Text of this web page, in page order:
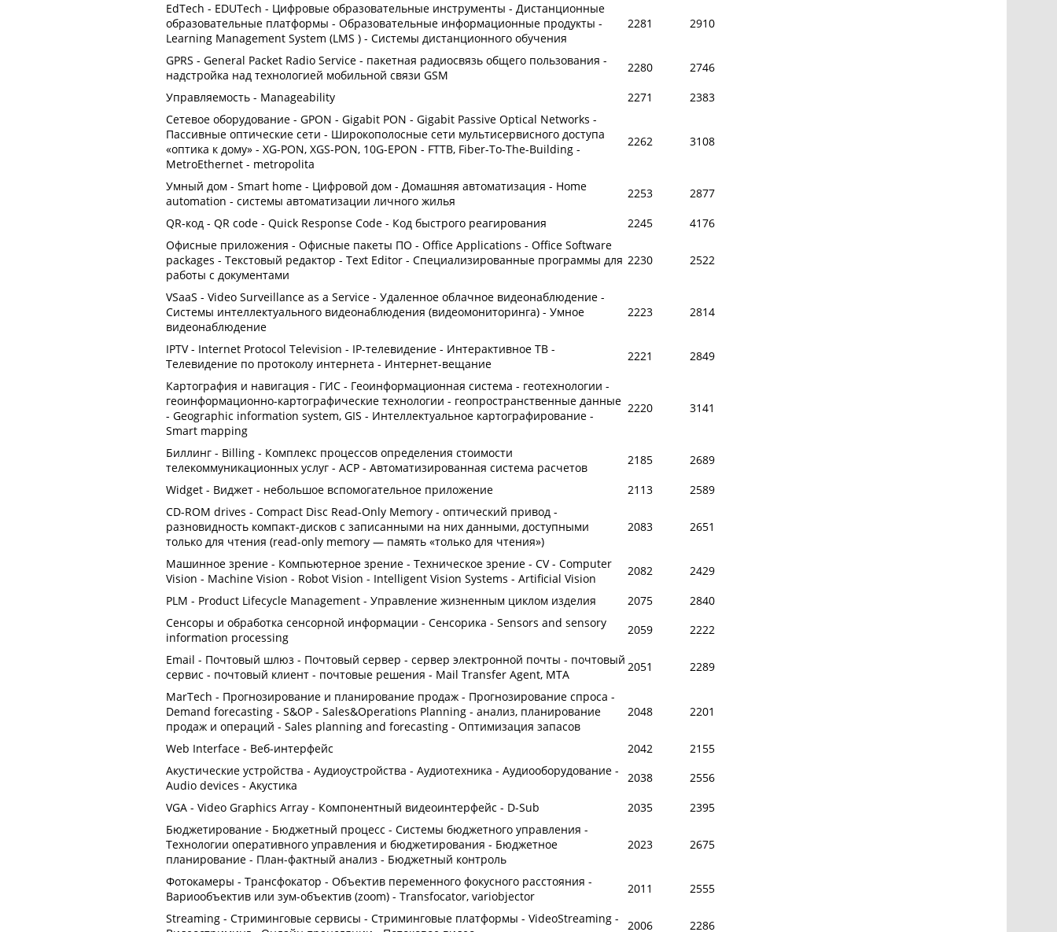
EdTech - EDUTech - Цифровые образовательные инструменты - Дистанционные
образовательные платформы - Образовательные информационные продукты -
Learning Management System (LMS ) - Системы дистанционного обучения
2281 2910
GPRS - General Packet Radio Service - пакетная радиосвязь общего пользования -
надстройка над технологией мобильной связи GSM
2280
2746
Управляемость - Manageability
2271
2383
Сетевое оборудование - GPON - Gigabit PON - Gigabit Passive Optical Networks -
Пассивные оптические сети - Широкополосные сети мультисервисного доступа
«оптика к дому» - XG-PON, XGS-PON, 10G-EPON - FTTB, Fiber-To-The-Building -
MetroEthernet - metropolita
2262 3108
Умный дом - Smart home - Цифровой дом - Домашняя автоматизация - Home
automation - системы автоматизации личного жилья
2253
2877
QR-код - QR code - Quick Response Code - Код быстрого реагирования
2245
4176
Офисные приложения - Офисные пакеты ПО - Office Applications - Office Software
packages - Текстовый редактор - Text Editor - Специализированные программы для
работы с документами
2230 2522
VSaaS - Video Surveillance as a Service - Удаленное облачное видеонаблюдение -
Системы интеллектуального видеонаблюдения (видеомониторинга) - Умное
видеонаблюдение
2223 2814
IPTV - Internet Protocol Television - IP-телевидение - Интерактивное ТВ -
Телевидение по протоколу интернета - Интернет-вещание
2221
2849
Картография и навигация - ГИС - Геоинформационная система - геотехнологии -
геоинформационно-картографические технологии - геопространственные данные
- Geographic information system, GIS - Интеллектуальное картографирование -
Smart mapping
2220 3141
Биллинг - Billing - Комплекс процессов определения стоимости
телекоммуникационных услуг - АСР - Автоматизированная система расчетов
2185
2689
Widget - Виджет - небольшое вспомогательное приложение
2113
2589
CD-ROM drives - Compact Disc Read-Only Memory - оптический привод -
разновидность компакт-дисков с записанными на них данными, доступными
только для чтения (read-only memory — память «только для чтения»)
2083 2651
Машинное зрение - Компьютерное зрение - Техническое зрение - CV - Computer
Vision - Machine Vision - Robot Vision - Intelligent Vision Systems - Artificial Vision
2082
2429
PLM - Product Lifecycle Management - Управление жизненным циклом изделия
2075
2840
Сенсоры и обработка сенсорной информации - Сенсорика - Sensors and sensory
information processing
2059
2222
Email - Почтовый шлюз - Почтовый сервер - сервер электронной почты - почтовый
сервис - почтовый клиент - почтовые решения - Mail Transfer Agent, MTA
2051
2289
MarTech - Прогнозирование и планирование продаж - Прогнозирование спроса -
Demand forecasting - S&OP - Sales&Operations Planning - анализ, планирование
продаж и операций - Sales planning and forecasting - Оптимизация запасов
2048 2201
Web Interface - Веб-интерфейс 2042
2155
Акустические устройства - Аудиоустройства - Аудиотехника - Аудиооборудование -
Audio devices - Акустика
2038
2556
VGA - Video Graphics Array - Компонентный видеоинтерфейс - D-Sub
2035
2395
Бюджетирование - Бюджетный процесс - Системы бюджетного управления -
Технологии оперативного управления и бюджетирования - Бюджетное
планирование - План-фактный анализ - Бюджетный контроль
2023 2675
Фотокамеры - Трансфокатор - Объектив переменного фокусного расстояния -
Вариообъектив или зум-объектив (zoom) - Transfocator, variobjector
2011
2555
Streaming - Стриминговые сервисы - Стриминговые платформы - VideoStreaming -
2006
2286